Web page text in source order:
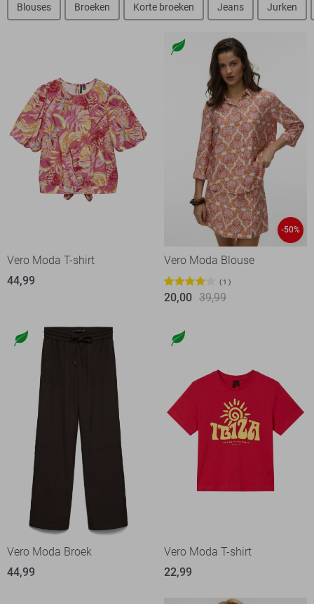
Blouses Broeken Korte broeken Jeans Jurken
Vero Moda T-shirt
44,99
-50%
Vero Moda Blouse
1
20,00 39,99
Vero Moda Broek
44,99
Vero Moda T-shirt
22,99